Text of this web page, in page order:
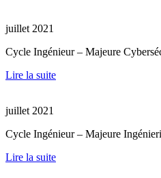
juillet 2021
Cycle Ingénieur – Majeure
Lire la suite
juillet 2021
Cycle Ingénieur – Majeure
Lire la suite